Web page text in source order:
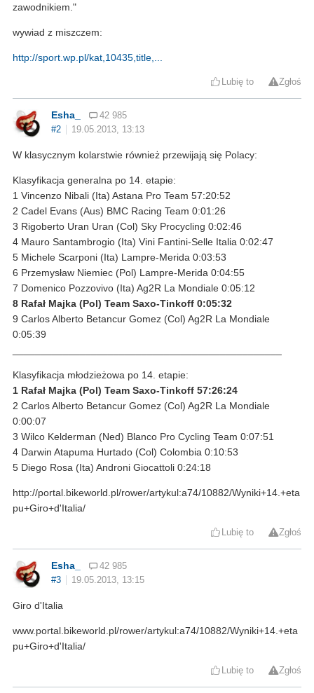
zawodnikiem."
wywiad z miszczem:
http://sport.wp.pl/kat,10435,title,...
Lubię to Zgłoś
Esha_
42 985
#2
19.05.2013, 13:13
W klasycznym kolarstwie również przewijają się Polacy:
Klasyfikacja generalna po 14. etapie:
1 Vincenzo Nibali (Ita) Astana Pro Team 57:20:52
2 Cadel Evans (Aus) BMC Racing Team 0:01:26
3 Rigoberto Uran Uran (Col) Sky Procycling 0:02:46
4 Mauro Santambrogio (Ita) Vini Fantini-Selle Italia 0:02:47
5 Michele Scarponi (Ita) Lampre-Merida 0:03:53
6 Przemysław Niemiec (Pol) Lampre-Merida 0:04:55
7 Domenico Pozzovivo (Ita) Ag2R La Mondiale 0:05:12
8 Rafał Majka (Pol) Team Saxo-Tinkoff 0:05:32
9 Carlos Alberto Betancur Gomez (Col) Ag2R La Mondiale
0:05:39
Klasyfikacja młodzieżowa po 14. etapie:
1 Rafał Majka (Pol) Team Saxo-Tinkoff 57:26:24
2 Carlos Alberto Betancur Gomez (Col) Ag2R La Mondiale
0:00:07
3 Wilco Kelderman (Ned) Blanco Pro Cycling Team 0:07:51
4 Darwin Atapuma Hurtado (Col) Colombia 0:10:53
5 Diego Rosa (Ita) Androni Giocattoli 0:24:18
http://portal.bikeworld.pl/rower/artykul:a74/10882/Wyniki+14.+eta
pu+Giro+d'Italia/
Lubię to Zgłoś
Esha_
42 985
#3
19.05.2013, 13:15
Giro d'Italia
www.portal.bikeworld.pl/rower/artykul:a74/10882/Wyniki+14.+eta
pu+Giro+d'Italia/
Lubię to Zgłoś